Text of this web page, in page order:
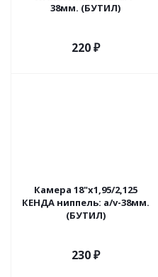
38мм. (БУТИЛ)
220₽
Камера 18"х1,95/2,125
КЕНДА ниппель: а/v-38мм.
(БУТИЛ)
230₽